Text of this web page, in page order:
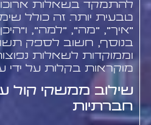
להתמקד בשאלות
טבעית יותר. זה כולל
"איך", "מה", "למה",
בנוסף, חשוב לספק
וממוקדות לשאלות
מוקראות בקלות על ידי
שילוב ממשקי קול
חברתיות